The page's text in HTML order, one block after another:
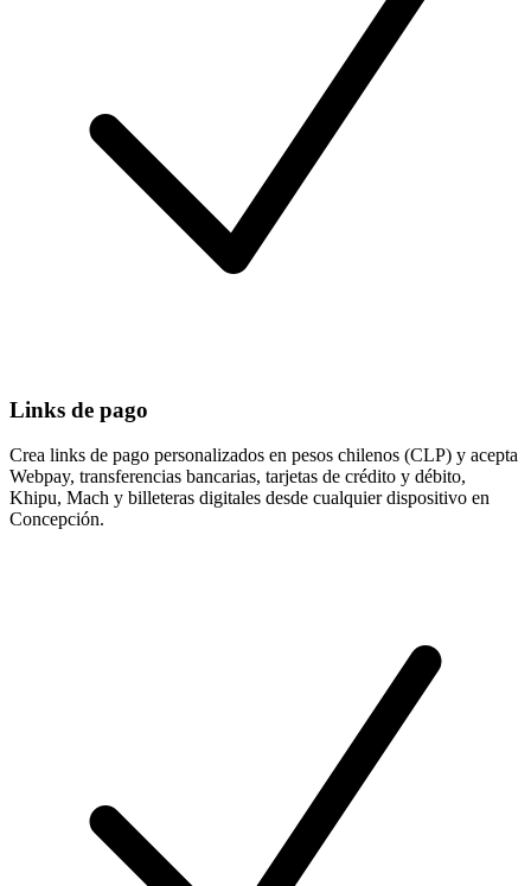
Links de pago
Crea links de pago personalizados en pesos chilenos (CLP) y acepta
Webpay, transferencias bancarias, tarjetas de crédito y débito,
Khipu, Mach y billeteras digitales desde cualquier dispositivo en
Concepción.